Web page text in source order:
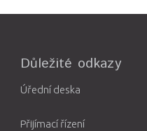
Důležité odkazy
Úřední deska
Přijímací řízení